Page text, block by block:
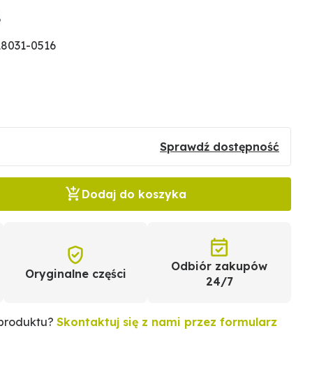
0516
Sprawdź dostępność
Dodaj do koszyka
Oryginalne części
Odbiór zakupów
24/7
Skontaktuj się z nami przez formularz